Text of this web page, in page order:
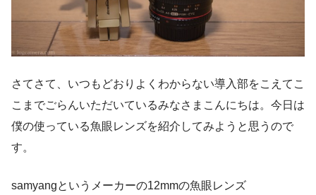
さてさて、いつもどおりよくわからない導入部をこえてこ
こまでごらんいただいているみなさまこんにちは。今日は
僕の使っている魚眼レンズを紹介してみようと思うので
す。
samyangというメーカーの12mmの魚眼レンズ